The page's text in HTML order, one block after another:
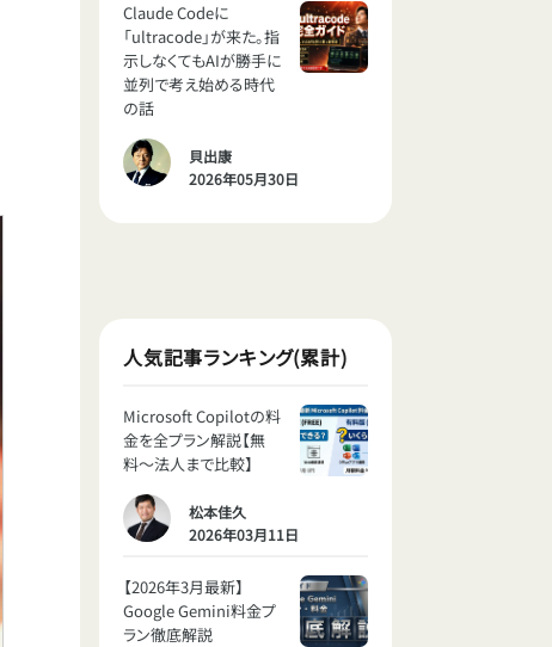
Claude Codeに
「ultracode」が来た。指
示しなくてもAIが勝手に
並列で考え始める時代
の話
貝出康
2026年05月30日
人気記事ランキング(累計)
Microsoft Copilotの料
金を全プラン解説【無
料〜法人まで比較】
松本佳久
2026年03月11日
【2026年3月最新】
Google Gemini料金プ
ラン徹底解説